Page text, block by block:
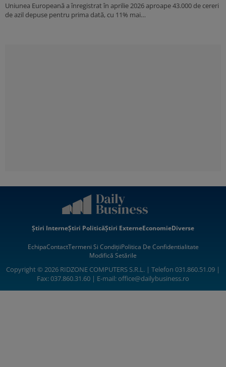
Uniunea Europeană a înregistrat în aprilie 2026 aproape 43.000 de cereri
de azil depuse pentru prima dată, cu 11% mai…
Știri InterneȘtiri PoliticăȘtiri ExterneEconomieDiverse
EchipaContactTermeni Si CondițiiPolitica De Confidentialitate
Modifică Setările
Copyright © 2026 RIDZONE COMPUTERS S.R.L. | Telefon 031.860.51.09 |
Fax: 037.860.31.60 | E-mail:office@dailybusiness.ro